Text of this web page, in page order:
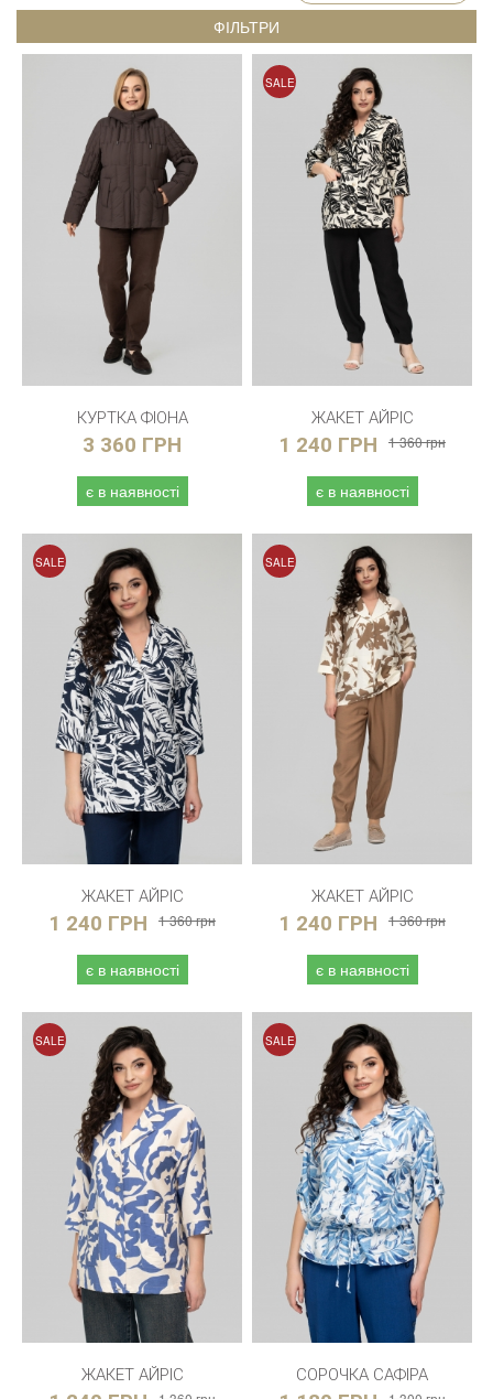
ФІЛЬТРИ
КУРТКА ФІОНА
3 360 ГРН
є в наявності
SALE
ЖАКЕТ АЙРІС
1 240 ГРН 1 360 грн
є в наявності
SALE
ЖАКЕТ АЙРІС
1 240 ГРН 1 360 грн
є в наявності
SALE
ЖАКЕТ АЙРІС
1 240 ГРН 1 360 грн
є в наявності
SALE
ЖАКЕТ АЙРІС
SALE
СОРОЧКА САФІРА